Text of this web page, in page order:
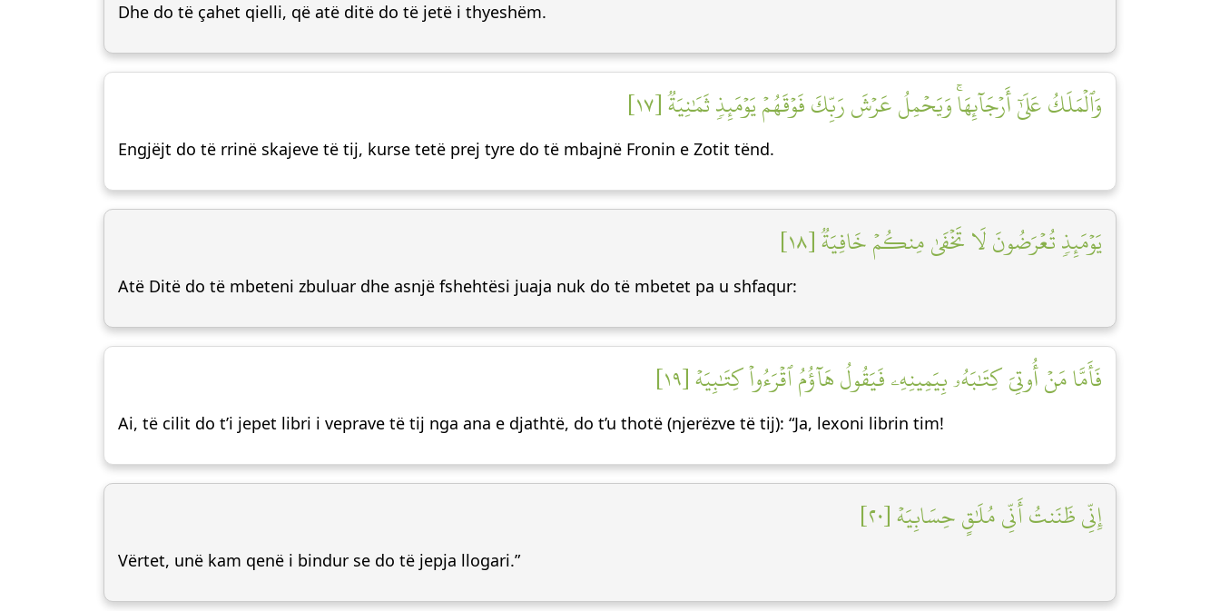
Dhe do të çahet qielli, që atë ditë do të jetë i thyeshëm.
وَٱلۡمَلَكُ عَلَىٰٓ أَرۡجَآئِهَاۚ وَيَحۡمِلُ عَرۡشَ رَبِّكَ فَوۡقَهُمۡ يَوۡمَئِذٖ ثَمَٰنِيَةٞ [١٧]
Engjëjt do të rrinë skajeve të tij, kurse tetë prej tyre do të mbajnë Fronin e Zotit tënd.
يَوۡمَئِذٖ تُعۡرَضُونَ لَا تَخۡفَىٰ مِنكُمۡ خَافِيَةٞ [١٨]
Atë Ditë do të mbeteni zbuluar dhe asnjë fshehtësi juaja nuk do të mbetet pa u shfaqur:
فَأَمَّا مَنۡ أُوتِيَ كِتَٰبَهُۥ بِيَمِينِهِۦ فَيَقُولُ هَآؤُمُ ٱقۡرَءُواْ كِتَٰبِيَهۡ [١٩]
Ai, të cilit do t’i jepet libri i veprave të tij nga ana e djathtë, do t’u thotë (njerëzve të tij): “Ja, lexoni librin tim!
إِنِّي ظَنَنتُ أَنِّي مُلَٰقٍ حِسَابِيَهۡ [٢٠]
Vërtet, unë kam qenë i bindur se do të jepja llogari.”